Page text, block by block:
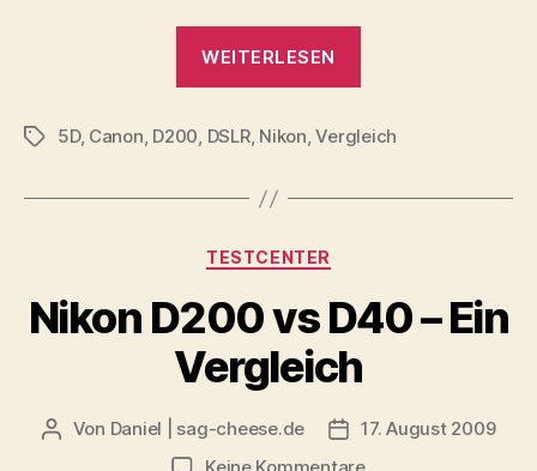
WEITERLESEN
–
Erfahrungen
Schlagwörter
5D, Canon, D200, DSLR, Nikon,Vergleich
Kategorien
TESTCENTER
Nikon D200 vs D40 – Ein
Vergleich
Beitragsautor
Von Daniel | sag-cheese.de Beitragsdatum
17. August 2009
Keine Kommentarezu